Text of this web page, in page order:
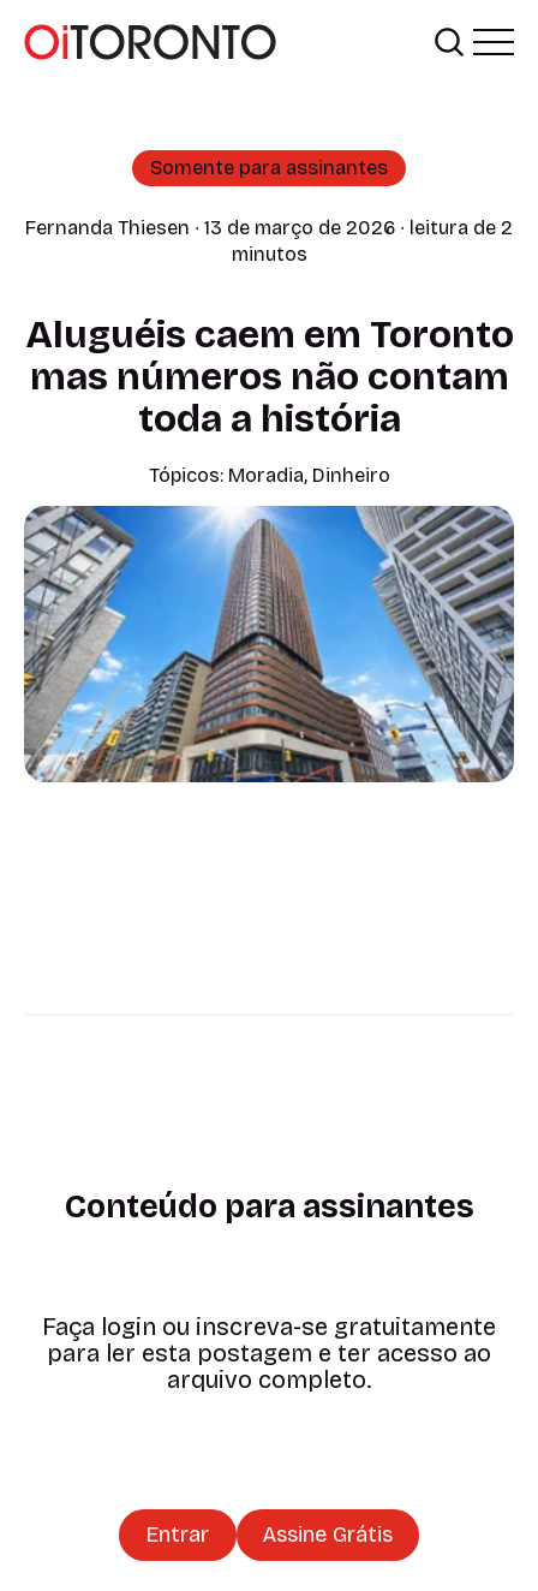
Somente para assinantes
Fernanda Thiesen ∙ 13 de março de 2026 ∙ leitura de 2
minutos
Aluguéis caem em Toronto
mas números não contam
toda a história
Tópicos: Moradia, Dinheiro
Conteúdo para assinantes
Faça login ou inscreva-se gratuitamente
para ler esta postagem e ter acesso ao
arquivo completo.
Entrar Assine Grátis